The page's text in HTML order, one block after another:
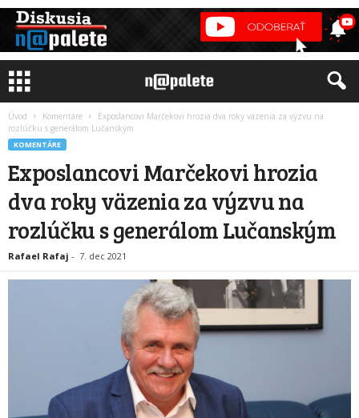
Úvod Komentáre
Exposlancovi Marčekovi hrozia dva roky väzenia za výzvu na
rozlúčku s generálom Lučanským
KOMENTÁRE
Exposlancovi Marčekovi hrozia
dva roky väzenia za výzvu na
rozlúčku s generálom Lučanským
Rafael Rafaj - 7. dec 2021